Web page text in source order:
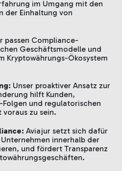
im Umgang mit den
der Einhaltung von
passen Compliance-
Geschäftsmodelle und
Kryptowährungs-Ökosystem
Unser proaktiver Ansatz zur
hilft Kunden,
und regulatorischen
zu sein.
Aviajur setzt sich dafür
innerhalb der
und fördert Transparenz